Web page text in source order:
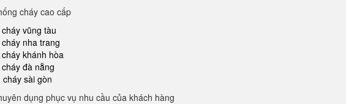
cháy cao cấp
vũng tàu
nha trang
khánh hòa
đà nẵng
cháy sài gòn
dụng phục vụ nhu cầu của khách hàng